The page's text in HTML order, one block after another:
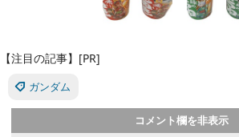
【注目の記事】[PR]
ガンダム
コメント欄を非表示